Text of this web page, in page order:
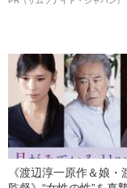
《渡辺淳一原作＆娘・